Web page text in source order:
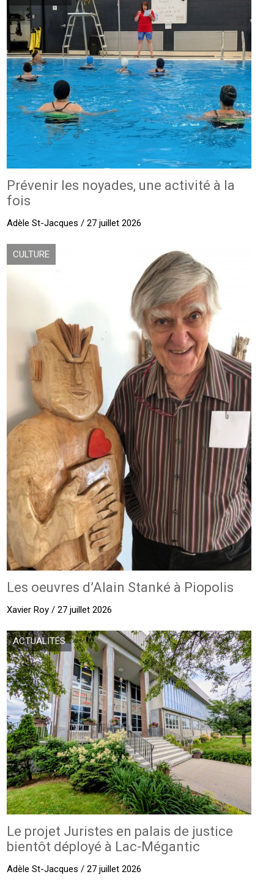
Prévenir les noyades, une activité à la
fois
Adèle St-Jacques / 27 juillet 2026
CULTURE
Les oeuvres d’Alain Stanké à Piopolis
Xavier Roy / 27 juillet 2026
ACTUALITÉS
Le projet Juristes en palais de justice
bientôt déployé à Lac-Mégantic
Adèle St-Jacques / 27 juillet 2026